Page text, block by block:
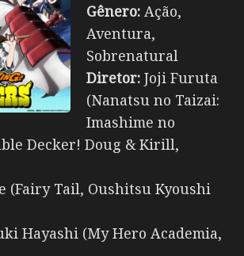
Gênero: Ação,
Aventura,
Sobrenatural
Diretor: Joji Furuta
(Nanatsu no Taizai:
Imashime no
Decker! Doug & Kirill,
(Fairy Tail, Oushitsu Kyoushi
Hayashi (My Hero Academia,